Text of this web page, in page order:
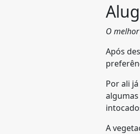
O
Após
Por ali
A